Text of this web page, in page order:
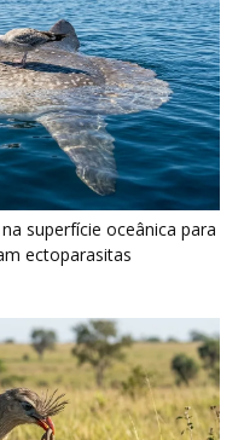
serpentes contra
nos campos